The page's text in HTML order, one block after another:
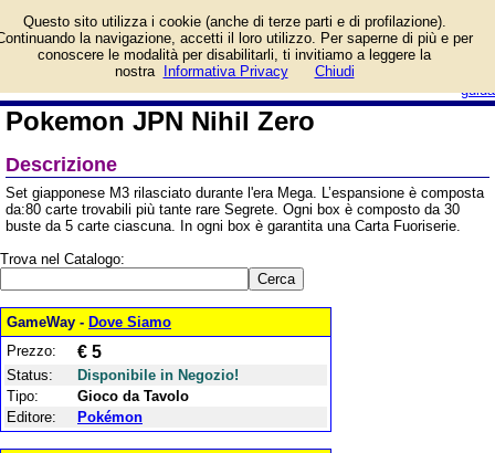
guida
JPN Nihil Zero e prezzo di
vendita. Prodotto da
Pokemon JPN Nihil Zero
Descrizione
Set giapponese M3 rilasciato durante l'era Mega. L’espansione è composta
da:80 carte trovabili più tante rare Segrete. Ogni box è composto da 30
buste da 5 carte ciascuna. In ogni box è garantita una Carta Fuoriserie.
Trova nel Catalogo:
GameWay - Dove Siamo
Prezzo:
€ 5
Status:
Disponibile in Negozio!
Tipo:
Gioco da Tavolo
Editore:
Pokémon
Questo sito utilizza i cookie (anche di terze parti e di profilazione).
la navigazione, accetti il loro utilizzo. Per saperne di più e per
conoscere le modalità per disabilitarli, ti invitiamo a leggere la
nostra
Informativa Privacy Chiudi